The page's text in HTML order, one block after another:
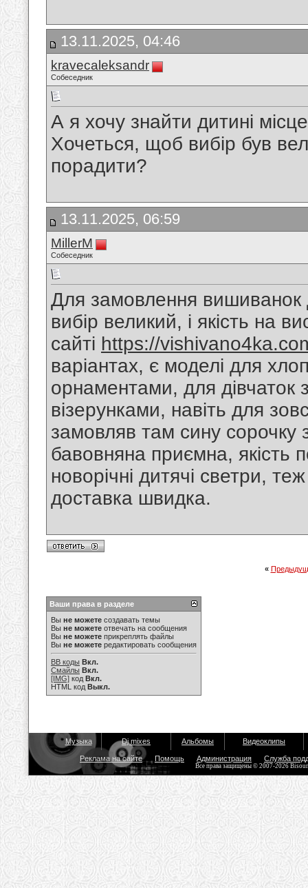
13.11.2025, 04:46
kravecaleksandr
Собеседник
А я хочу знайти дитині
Хочеться, щоб вибір був
порадити?
13.11.2025, 06:59
MillerM
Собеседник
Для замовлення вишиванок
вибір великий, і якість на
сайті https://
варіантах, є моделі для
орнаментами, для дівчаток
візерунками, навіть для
замовляв там сину
бавовняна приємна, якість
новорічні дитячі светри,
доставка швидка.
«
Ваши права в разделе
Вы не можете создавать темы
Вы не можете отвечать на сообщения
Вы не можете прикреплять файлы
Вы не можете редактировать сообщения
BB коды Вкл.
Смайлы Вкл.
[IMG] код Вкл.
HTML код Выкл.
Музыка Dj mixes Альбомы Видеоклипы
Реклама на сайте Помощь Администрация Служба
Все права защищены © 2007-2026